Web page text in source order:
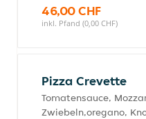
46,00 CHF
inkl. Pfand (0,00 CHF)
Pizza Crevette
Tomatensauce,
Zwiebeln,oregano,